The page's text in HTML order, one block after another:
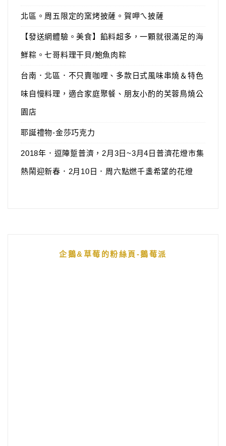
北區。周五限定的窯烤披薩。賀呷ㄟ披薩
【發送網體驗。美食】餡料超多，一顆就很滿足的海
鮮粽。七哥料理干貝/鮑魚肉粽
台南．北區．不只賣咖哩、多款日式風味串燒＆特色
味自慢料理，適合家庭聚餐、朋友小酌的芙蓉鳥燒公
園店
耶誕禮物-金莎巧克力
2018年．逗陣踅普濟，2月3日~3月4日普濟花燈市集
熱鬧迎新春．2月10日．周六點燃千盞希望的花燈
企鵝&草莓的粉絲頁-鵝莓派